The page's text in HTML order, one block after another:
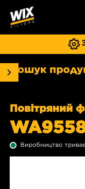
Пошук
Повітряний
Виробництво